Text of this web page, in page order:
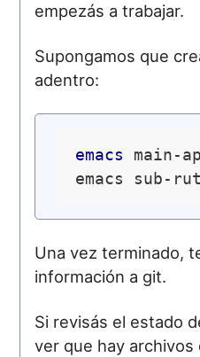
empezás a trabajar.
Supongamos que
adentro:
emacs
main-
Una vez terminado,
información a git.
Si revisás el estado
ver que hay